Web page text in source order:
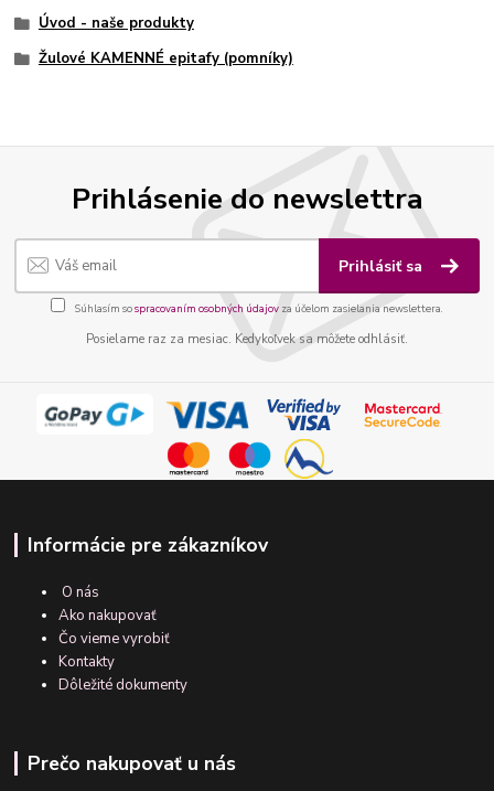
Úvod - naše produkty
Žulové KAMENNÉ epitafy (pomníky)
Prihlásenie do newslettra
Prihlásiť sa
Súhlasím sospracovaním osobných údajov za účelom zasielania newslettera.
Posielame raz za mesiac. Kedykoľvek sa môžete odhlásiť.
Informácie pre zákazníkov
O nás
Ako nakupovať
Čo vieme vyrobiť
Kontakty
Dôležité dokumenty
Prečo nakupovať u nás